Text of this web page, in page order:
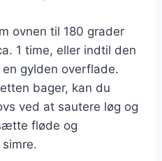
ovnen til 180 grader
1 time, eller indtil den
gylden overflade.
bager, kan du
ved at sautere løg og
fløde og